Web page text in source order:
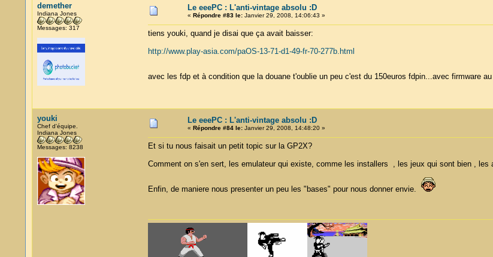
demether
Indiana Jones
Messages: 317
Le eeePC : L'anti-vintage absolu :D
« Répondre #83 le:Janvier 29, 2008, 14:06:43 »
tiens youki, quand je disai que ça avait baisser:
http://www.play-asia.com/paOS-13-71-d1-49-fr-70-277b.html
avec les fdp et à condition que la douane t'oublie un peu c'est du 150euros fdpin...avec firmware
youki
Chef d'équipe.
Indiana Jones
Messages: 8238
Le eeePC : L'anti-vintage absolu :D
« Répondre #84 le:Janvier 29, 2008, 14:48:20 »
Et si tu nous faisait un petit topic sur la GP2X?
Comment on s'en sert, les emulateur qui existe, comme les installers , les jeux qui sont bien , les
Enfin, de maniere nous presenter un peu les "bases" pour nous donner envie.